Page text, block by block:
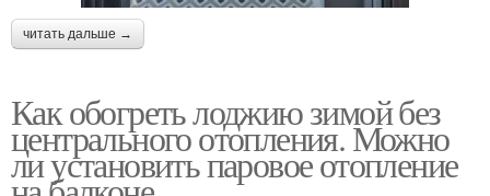
читать дальше →
Как обогреть лоджию зимой без
центрального отопления. Можно
ли установить паровое отопление